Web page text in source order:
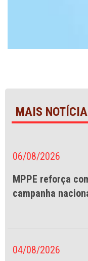
MAIS
06/08/2026
MPPE reforça
campanha
04/08/2026